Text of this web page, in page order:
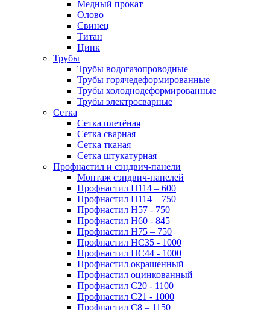
Медный прокат
Олово
Свинец
Титан
Цинк
Трубы
Трубы водогазопроводные
Трубы горячедеформированные
Трубы холоднодеформированные
Трубы электросварные
Сетка
Сетка плетёная
Сетка сварная
Сетка тканая
Сетка штукатурная
Профнастил и сэндвич-панели
Монтаж сэндвич-панелей
Профнастил Н114 – 600
Профнастил Н114 – 750
Профнастил Н57 - 750
Профнастил Н60 - 845
Профнастил Н75 – 750
Профнастил НС35 - 1000
Профнастил НС44 - 1000
Профнастил окрашенный
Профнастил оцинкованный
Профнастил С20 - 1100
Профнастил С21 - 1000
Профнастил С8 – 1150